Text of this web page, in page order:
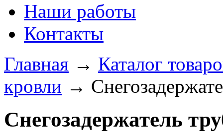
Наши работы
Контакты
Главная → Каталог
кровли →
Снегозадержатель